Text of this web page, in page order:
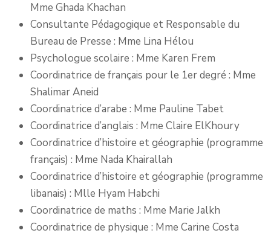
Mme Ghada Khachan
Consultante Pédagogique et Responsable du
Bureau de Presse : Mme Lina Hélou
Psychologue scolaire : Mme Karen Frem
Coordinatrice de français pour le 1er degré : Mme
Shalimar Aneid
Coordinatrice d’arabe : Mme Pauline Tabet
Coordinatrice d’anglais : Mme Claire ElKhoury
Coordinatrice d’histoire et géographie (programme
français) : Mme Nada Khairallah
Coordinatrice d’histoire et géographie (programme
libanais) : Mlle Hyam Habchi
Coordinatrice de maths : Mme Marie Jalkh
Coordinatrice de physique : Mme Carine Costa